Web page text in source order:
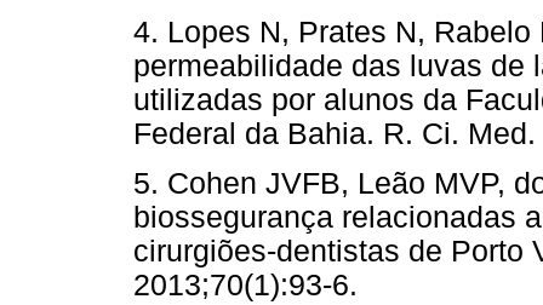
4. Lopes N, Prates N,
permeabilidade das luvas de
utilizadas por alunos da
Federal da Bahia. R. Ci.
5. Cohen JVFB, Leão MVP,
biossegurança relacionadas
cirurgiões-dentistas de Porto
2013;70(1):93-6.